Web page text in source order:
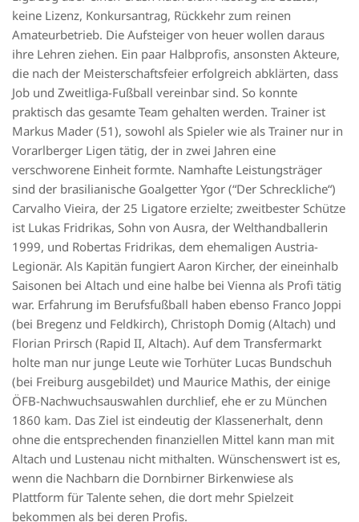
keine Lizenz, Konkursantrag, Rückkehr zum reinen
Amateurbetrieb. Die Aufsteiger von heuer wollen daraus
ihre Lehren ziehen. Ein paar Halbprofis, ansonsten Akteure,
die nach der Meisterschaftsfeier erfolgreich abklärten, dass
Job und Zweitliga-Fußball vereinbar sind. So konnte
praktisch das gesamte Team gehalten werden. Trainer ist
Markus Mader (51), sowohl als Spieler wie als Trainer nur in
Vorarlberger Ligen tätig, der in zwei Jahren eine
verschworene Einheit formte. Namhafte Leistungsträger
sind der brasilianische Goalgetter Ygor (“Der Schreckliche“)
Carvalho Vieira, der 25 Ligatore erzielte; zweitbester Schütze
ist Lukas Fridrikas, Sohn von Ausra, der Welthandballerin
1999, und Robertas Fridrikas, dem ehemaligen Austria-
Legionär. Als Kapitän fungiert Aaron Kircher, der eineinhalb
Saisonen bei Altach und eine halbe bei Vienna als Profi tätig
war. Erfahrung im Berufsfußball haben ebenso Franco Joppi
(bei Bregenz und Feldkirch), Christoph Domig (Altach) und
Florian Prirsch (Rapid II, Altach). Auf dem Transfermarkt
holte man nur junge Leute wie Torhüter Lucas Bundschuh
(bei Freiburg ausgebildet) und Maurice Mathis, der einige
ÖFB-Nachwuchsauswahlen durchlief, ehe er zu München
1860 kam. Das Ziel ist eindeutig der Klassenerhalt, denn
ohne die entsprechenden finanziellen Mittel kann man mit
Altach und Lustenau nicht mithalten. Wünschenswert ist es,
wenn die Nachbarn die Dornbirner Birkenwiese als
Plattform für Talente sehen, die dort mehr Spielzeit
bekommen als bei deren Profis.